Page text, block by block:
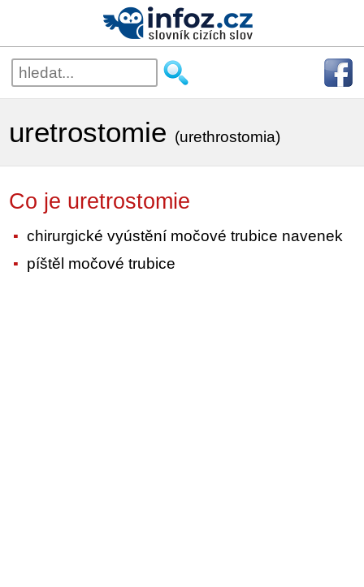
uretrostomie (urethrostomia)
Co je uretrostomie
chirurgické vyústění močové trubice navenek
píštěl močové trubice